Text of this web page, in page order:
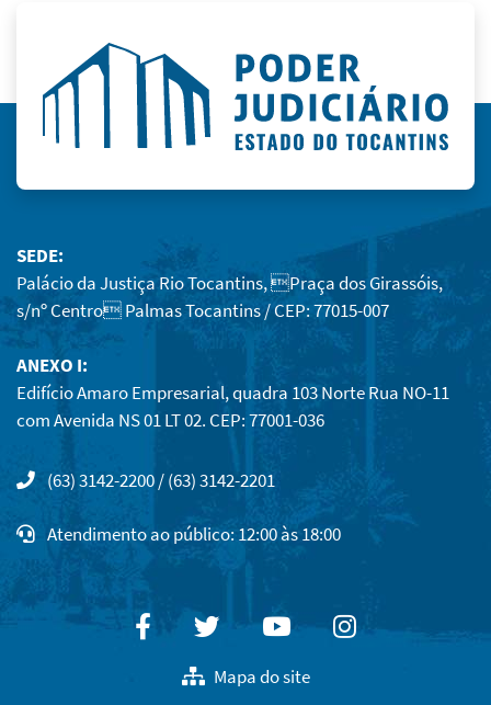
SEDE:
Palácio da Justiça Rio Tocantins, Praça dos Girassóis,
s/nº Centro Palmas Tocantins / CEP: 77015-007
ANEXO I:
Edifício Amaro Empresarial, quadra 103 Norte Rua NO-11
com Avenida NS 01 LT 02. CEP: 77001-036
(63) 3142-2200 / (63) 3142-2201
Atendimento ao público: 12:00 às 18:00
FacebookTwitterYoutubeInstagram
Mapa do site